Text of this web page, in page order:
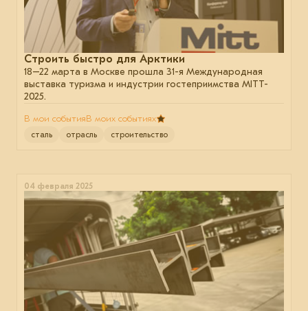
Строить быстро для Арктики
18–22 марта в Москве прошла 31-я Международная
выставка туризма и индустрии гостеприимства MITT-
2025.
В мои событияВ моих событиях
сталь отрасль строительство
04 февраля 2025